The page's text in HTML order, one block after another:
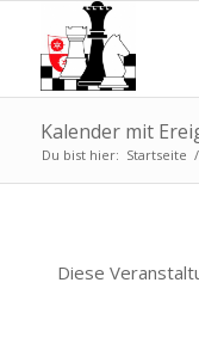
Kalender mit
Du bist hier: Startseite /
Diese